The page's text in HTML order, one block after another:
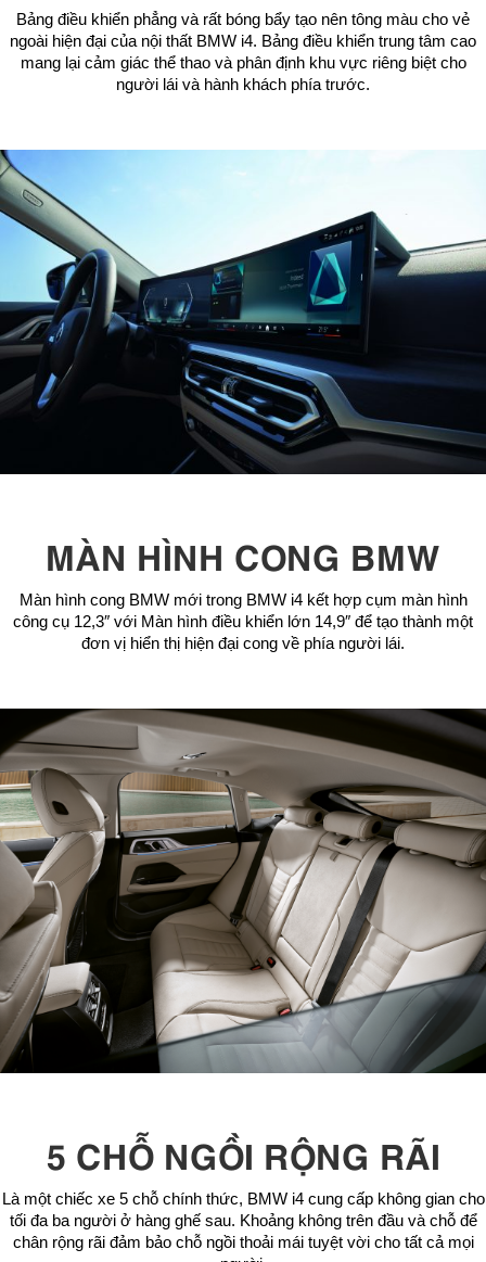
Bảng điều khiển phẳng và rất bóng bẩy tạo nên tông màu cho vẻ
ngoài hiện đại của nội thất BMW i4. Bảng điều khiển trung tâm cao
mang lại cảm giác thể thao và phân định khu vực riêng biệt cho
người lái và hành khách phía trước.
MÀN HÌNH CONG BMW
Màn hình cong BMW mới trong BMW i4 kết hợp cụm màn hình
công cụ 12,3″ với Màn hình điều khiển lớn 14,9″ để tạo thành một
đơn vị hiển thị hiện đại cong về phía người lái.
5 CHỖ NGỒI RỘNG RÃI
Là một chiếc xe 5 chỗ chính thức, BMW i4 cung cấp không gian cho
tối đa ba người ở hàng ghế sau. Khoảng không trên đầu và chỗ để
chân rộng rãi đảm bảo chỗ ngồi thoải mái tuyệt vời cho tất cả mọi